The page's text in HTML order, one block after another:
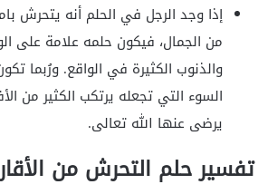
إذا وجد الرجل في الحلم أنه يتحرش
من الجمال، فيكون حلمه علامة على
والذنوب الكثيرة في الواقع. ورُبما
السوء التي تجعله يرتكب الكثير من
يرضى عنها الله تعالى.
تفسير حلم التحرش من